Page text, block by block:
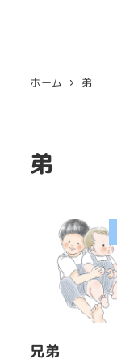
ホーム 弟
弟
兄弟